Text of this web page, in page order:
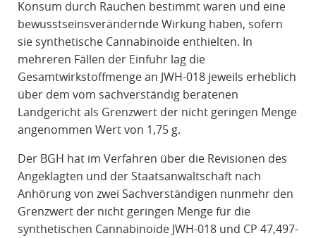
Konsum durch Rauchen bestimmt waren und eine
bewusstseinsverändernde Wirkung haben, sofern
sie synthetische Cannabinoide enthielten. In
mehreren Fällen der Einfuhr lag die
Gesamtwirkstoffmenge an JWH-018 jeweils erheblich
über dem vom sachverständig beratenen
Landgericht als Grenzwert der nicht geringen Menge
angenommen Wert von 1,75 g.
Der BGH hat im Verfahren über die Revisionen des
Angeklagten und der Staatsanwaltschaft nach
Anhörung von zwei Sachverständigen nunmehr den
Grenzwert der nicht geringen Menge für die
synthetischen Cannabinoide JWH-018 und CP 47,497-